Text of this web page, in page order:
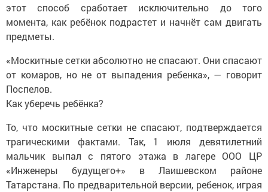
этот способ сработает исключительно до того
момента, как ребёнок подрастет и начнёт сам двигать
предметы.
«Москитные сетки абсолютно не спасают. Они спасают
от комаров, но не от выпадения ребенка», — говорит
Поспелов.
Как уберечь ребёнка?
То, что москитные сетки не спасают, подтверждается
трагическими фактами. Так, 1 июля девятилетний
мальчик выпал с пятого этажа в лагере ООО ЦР
«Инженеры будущего+» в Лаишевском районе
Татарстана. По предварительной версии, ребенок, играя